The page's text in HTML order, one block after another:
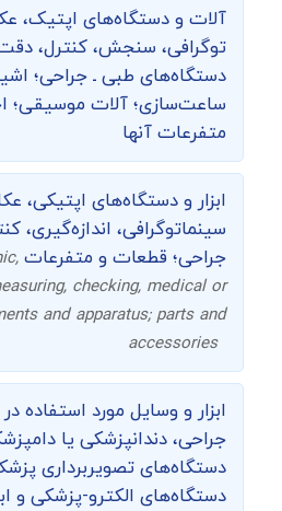
آلات و دستگاه‌های اپتیک،
توگرافی،‌ سنجش، کنترل،
دستگاه‌های طبی ـ جراحی؛
ساعت‌سازی؛ آلات موسیقی؛
متفرعات آنها
ابزار و دستگاه‌های اپتیکی،
سینماتوگرافی، اندازه‌گیری،
جراحی؛ قطعات و متفرعات
checking, medical or
and apparatus; parts and
accessories
ابزار و وسایل مورد استفاده
جراحی، دندانپزشکی یا
دستگاه‌های تصویربرداری
دستگاه‌های الکترو-پزشکی و